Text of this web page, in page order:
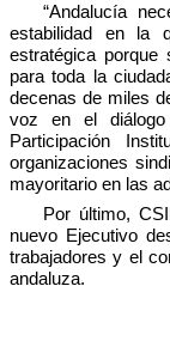
“Andalucía
estabilidad en la
estratégica porque
para toda la
decenas de miles
voz en el
Participación
organizaciones
mayoritario en las
Por último,
nuevo Ejecutivo
trabajadores y el
andaluza.